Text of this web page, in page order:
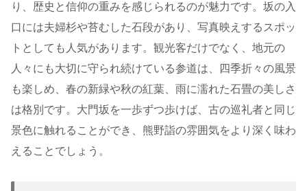
り、歴史と信仰の重みを感じられるのが魅力です。坂の入
口には夫婦杉や苔むした石段があり、写真映えするスポッ
トとしても人気があります。観光客だけでなく、地元の
人々にも大切に守られ続けている参道は、四季折々の風景
も楽しめ、春の新緑や秋の紅葉、雨に濡れた石畳の美しさ
は格別です。大門坂を一歩ずつ歩けば、古の巡礼者と同じ
景色に触れることができ、熊野詣の雰囲気をより深く味わ
えることでしょう。